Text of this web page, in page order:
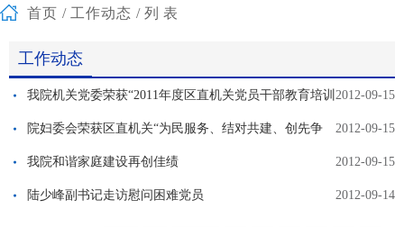
首页 / 工作动态 /列表
工作动态
2012-09-15
我院机关党委荣获“2011年度区直机关党员干部教育培训
工作先进单位”一等奖 2012-09-15
院妇委会荣获区直机关“为民服务、结对共建、创先争
优、和谐同行”主题实践活动先进集体称号 2012-09-15
我院和谐家庭建设再创佳绩
2012-09-14
陆少峰副书记走访慰问困难党员